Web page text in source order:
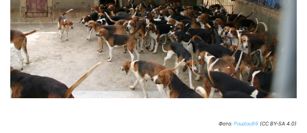
Фото: Poudou99 (CC BY-SA 4.0)